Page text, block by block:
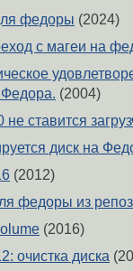
федоры (2024)
с магеи на
(2004)
не ставится
диск на
(2012)
федоры из
(2016)
очистка диска